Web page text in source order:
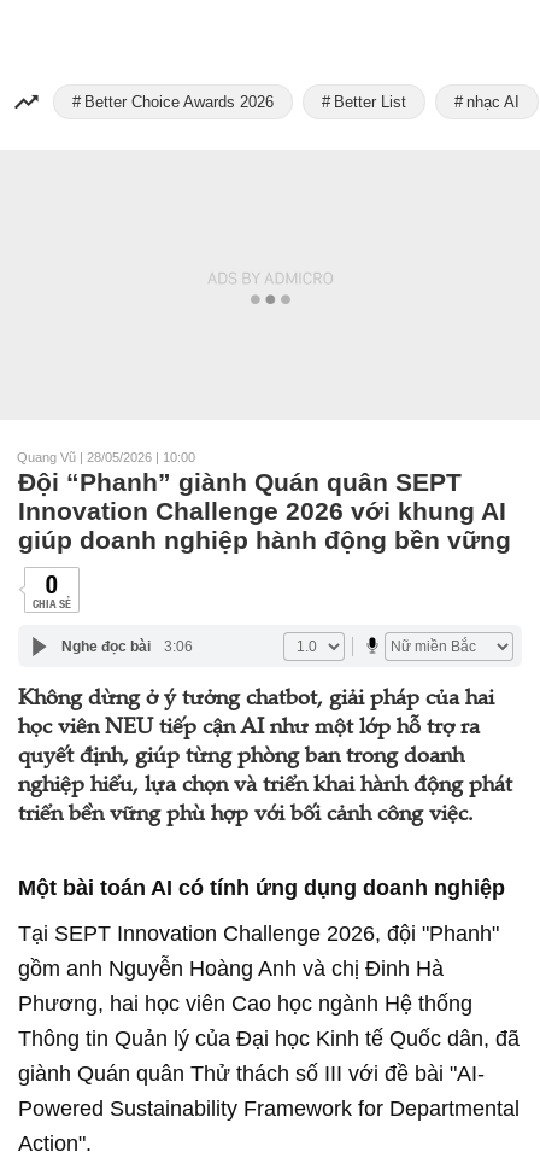
Better Choice Awards 2026 Better List nhạc AI
Quang Vũ | 28/05/2026 | 10:00
Đội “Phanh” giành Quán quân SEPT
Innovation Challenge 2026 với khung AI
giúp doanh nghiệp hành động bền vững
0
CHIA SẺ
Nghe đọc bài 3:06
Không dừng ở ý tưởng chatbot, giải pháp của hai
học viên NEU tiếp cận AI như một lớp hỗ trợ ra
quyết định, giúp từng phòng ban trong doanh
nghiệp hiểu, lựa chọn và triển khai hành động phát
triển bền vững phù hợp với bối cảnh công việc.
Một bài toán AI có tính ứng dụng doanh nghiệp
Tại SEPT Innovation Challenge 2026, đội "Phanh"
gồm anh Nguyễn Hoàng Anh và chị Đinh Hà
Phương, hai học viên Cao học ngành Hệ thống
Thông tin Quản lý của Đại học Kinh tế Quốc dân, đã
giành Quán quân Thử thách số III với đề bài "AI-
Powered Sustainability Framework for Departmental
Action".